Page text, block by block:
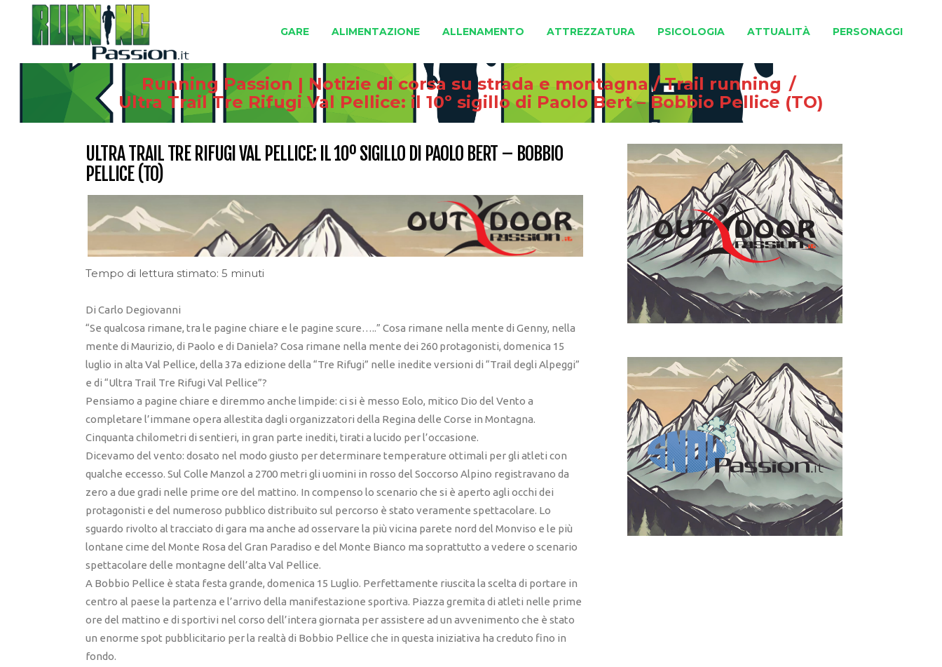
GARE ALIMENTAZIONE ALLENAMENTO ATTREZZATURA PSICOLOGIA ATTUALITÀ PERSONAGGI
Running Passion | Notizie di corsa su strada e montagna /Trail running /
Ultra Trail Tre Rifugi Val Pellice: il 10º sigillo di Paolo Bert – Bobbio Pellice (TO)
ULTRA TRAIL TRE RIFUGI VAL PELLICE: IL 10º SIGILLO DI PAOLO BERT – BOBBIO
PELLICE (TO)
Tempo di lettura stimato: 5 minuti
Di Carlo Degiovanni
“Se qualcosa rimane, tra le pagine chiare e le pagine scure…..” Cosa rimane nella mente di Genny, nella
mente di Maurizio, di Paolo e di Daniela? Cosa rimane nella mente dei 260 protagonisti, domenica 15
luglio in alta Val Pellice, della 37a edizione della “Tre Rifugi” nelle inedite versioni di “Trail degli Alpeggi”
e di “Ultra Trail Tre Rifugi Val Pellice”?
Pensiamo a pagine chiare e diremmo anche limpide: ci si è messo Eolo, mitico Dio del Vento a
completare l’immane opera allestita dagli organizzatori della Regina delle Corse in Montagna.
Cinquanta chilometri di sentieri, in gran parte inediti, tirati a lucido per l’occasione.
Dicevamo del vento: dosato nel modo giusto per determinare temperature ottimali per gli atleti con
qualche eccesso. Sul Colle Manzol a 2700 metri gli uomini in rosso del Soccorso Alpino registravano da
zero a due gradi nelle prime ore del mattino. In compenso lo scenario che si è aperto agli occhi dei
protagonisti e del numeroso pubblico distribuito sul percorso è stato veramente spettacolare. Lo
sguardo rivolto al tracciato di gara ma anche ad osservare la più vicina parete nord del Monviso e le più
lontane cime del Monte Rosa del Gran Paradiso e del Monte Bianco ma soprattutto a vedere o scenario
spettacolare delle montagne dell’alta Val Pellice.
A Bobbio Pellice è stata festa grande, domenica 15 Luglio. Perfettamente riuscita la scelta di portare in
centro al paese la partenza e l’arrivo della manifestazione sportiva. Piazza gremita di atleti nelle prime
ore del mattino e di sportivi nel corso dell’intera giornata per assistere ad un avvenimento che è stato
un enorme spot pubblicitario per la realtà di Bobbio Pellice che in questa iniziativa ha creduto fino in
fondo.